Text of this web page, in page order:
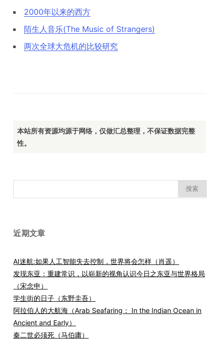
2000年以来的西方
陌生人音乐(The Music of Strangers)
两次全球大危机的比较研究
本站所有资源均源于网络，仅做汇总整理，不保证数据完整
性。
索：
近期文章
AI迷航:如果人工智能失去控制，世界将会怎样（肖遥）
发现东亚：重建常识，以崭新的视角认识今日之东亚与世界格局
（宋念申）
学生街的日子（东野圭吾）
阿拉伯人的大航海（Arab Seafaring： In the Indian Ocean in
Ancient and Early）
秦二世必须死（马伯庸）